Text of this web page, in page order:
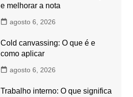
e melhorar a nota
agosto 6, 2026
Cold canvassing: O que é e
como aplicar
agosto 6, 2026
Trabalho interno: O que significa